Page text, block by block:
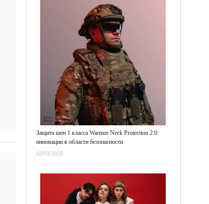
Защита шеи 1 класса Warmor Neck Protection 2.0:
инновации в области безопасности
02/01/2025